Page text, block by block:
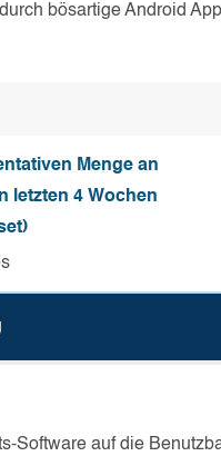
bösartige Android
Menge an
letzten 4 Wochen
Software auf die